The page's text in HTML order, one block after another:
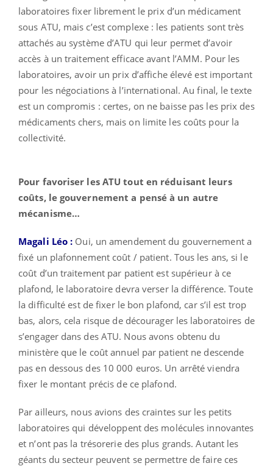
laboratoires fixer librement le prix d’un médicament
sous ATU, mais c’est complexe : les patients sont très
attachés au système d’ATU qui leur permet d’avoir
accès à un traitement efficace avant l’AMM. Pour les
laboratoires, avoir un prix d’affiche élevé est important
pour les négociations à l’international. Au final, le texte
est un compromis : certes, on ne baisse pas les prix des
médicaments chers, mais on limite les coûts pour la
collectivité.
Pour favoriser les ATU tout en réduisant leurs
coûts, le gouvernement a pensé à un autre
mécanisme…
Magali Léo : Oui, un amendement du gouvernement a
fixé un plafonnement coût / patient. Tous les ans, si le
coût d’un traitement par patient est supérieur à ce
plafond, le laboratoire devra verser la différence. Toute
la difficulté est de fixer le bon plafond, car s’il est trop
bas, alors, cela risque de décourager les laboratoires de
s’engager dans des ATU. Nous avons obtenu du
ministère que le coût annuel par patient ne descende
pas en dessous des 10 000 euros. Un arrêté viendra
fixer le montant précis de ce plafond.
Par ailleurs, nous avions des craintes sur les petits
laboratoires qui développent des molécules innovantes
et n’ont pas la trésorerie des plus grands. Autant les
géants du secteur peuvent se permettre de faire ces